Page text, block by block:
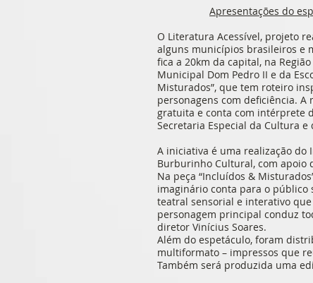
Apresentações do
O Literatura Acessível, projeto
alguns municípios brasileiros e
fica a 20km da capital, na
Municipal Dom Pedro II e da
Misturados”, que tem roteiro
personagens com deficiência.
gratuita e conta com intérprete
Secretaria Especial da Cultura
A iniciativa é uma realização do
Burburinho Cultural, com apoio
Na peça “Incluídos &
imaginário conta para o público
teatral sensorial e interativo
personagem principal conduz
diretor Vinícius Soares.
Além do espetáculo, foram
multiformato – impressos que
Também será produzida uma